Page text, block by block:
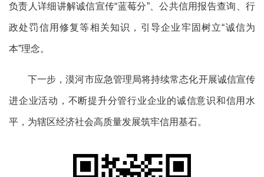
负责人详细讲解诚信宣传“蓝莓分”、公共信用报告查询、行
政处罚信用修复等相关知识，引导企业牢固树立“诚信为
本”理念。
下一步，漠河市应急管理局将持续常态化开展诚信宣传
进企业活动，不断提升分管行业企业的诚信意识和信用水
平，为辖区经济社会高质量发展筑牢信用基石。